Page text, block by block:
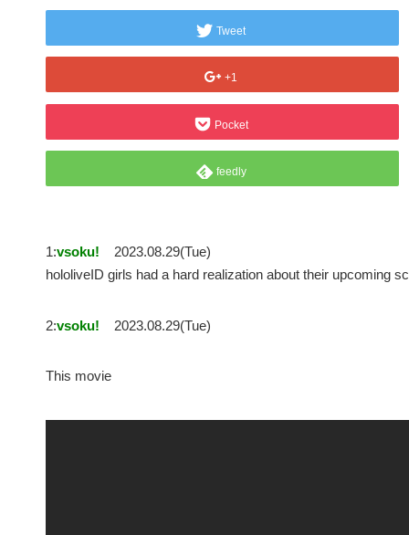
Tweet
+1
Pocket
feedly
1:vsoku!
2023.08.29(Tue)
hololiveID girls had a hard realization about their upcoming
2:vsoku! 2023.08.29(Tue)
This movie